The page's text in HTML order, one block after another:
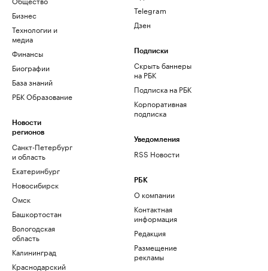
Бизнес
Технологии и
медиа
Финансы
Биографии
База знаний
РБК Образование
Новости
регионов
Санкт-Петербург
и область
Екатеринбург
Новосибирск
Омск
Башкортостан
Вологодская
область
Калининград
Краснодарский
Telegram
Дзен
Подписки
Скрыть баннеры
на РБК
Подписка на РБК
Корпоративная
подписка
Уведомления
RSS Новости
РБК
О компании
Контактная
информация
Редакция
Размещение
рекламы